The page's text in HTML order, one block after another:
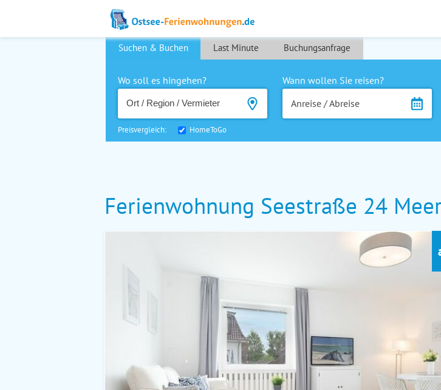
Suchen & Buchen Last Minute Buchungsanfrage
Wo soll es hingehen?
Wann wollen Sie reisen?
Anreise / Abreise
Preisvergleich: HomeToGo
Ferienwohnung Seestraße 24